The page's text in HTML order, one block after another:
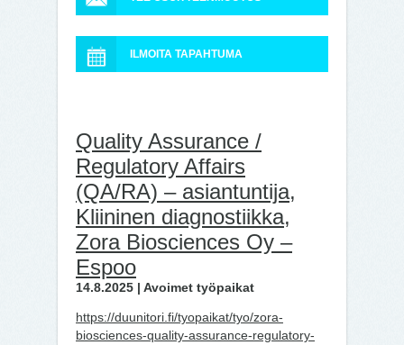
ILMOITA TAPAHTUMA
Quality Assurance /
Regulatory Affairs
(QA/RA) – asiantuntija,
Kliininen diagnostiikka,
Zora Biosciences Oy –
Espoo
14.8.2025 | Avoimet työpaikat
https://duunitori.fi/tyopaikat/tyo/zora-
biosciences-quality-assurance-regulatory-